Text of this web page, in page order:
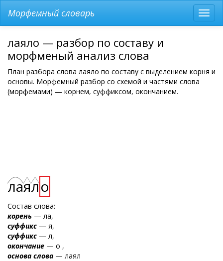
меню
Морфемный словарь
лаяло — разбор по составу и
морфменый анализ слова
План разбора слова лаяло по составу с выделением корня и
основы. Морфемный разбор со схемой и частями слова
(морфемами) — корнем, суффиксом, окончанием.
лаяло
Состав слова:
корень — ла,
суффикс — я,
суффикс — л,
окончание — о ,
основа слова — лаял